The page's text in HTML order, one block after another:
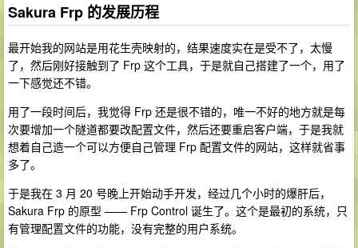
Sakura Frp 的发展历程
最开始我的网站是用花生壳映射的，结果速度实在是受不了，太慢
了，然后刚好接触到了 Frp 这个工具，于是就自己搭建了一个，用了
一下感觉还不错。
用了一段时间后，我觉得 Frp 还是很不错的，唯一不好的地方就是每
次要增加一个隧道都要改配置文件，然后还要重启客户端，于是我就
想着自己造一个可以方便自己管理 Frp 配置文件的网站，这样就省事
多了。
于是我在 3 月 20 号晚上开始动手开发，经过几个小时的爆肝后，
Sakura Frp 的原型 —— Frp Control 诞生了。这个是最初的系统，只
有管理配置文件的功能，没有完整的用户系统。